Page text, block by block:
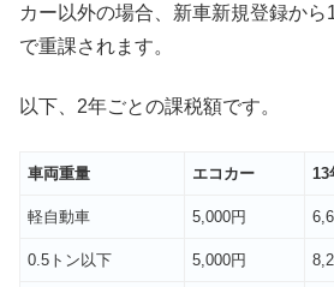
カー以外の場合、新車新規登録から
で重課されます。
以下、2年ごとの課税額です。
車両重量 エコカー 13
軽自動車 5,000円
0.5トン以下 5,000円